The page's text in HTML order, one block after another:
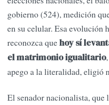
gobierno (524), medición
en su celular. Esa evolución
reconozca quehoy sí
el matrimonio igualitario
apego a la literalidad, eligió
El senador nacionalista, que